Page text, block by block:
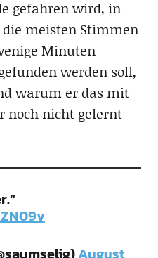
gefahren wird, in
meisten Stimmen
Minuten
werden soll,
warum er das mit
noch nicht gelernt
August